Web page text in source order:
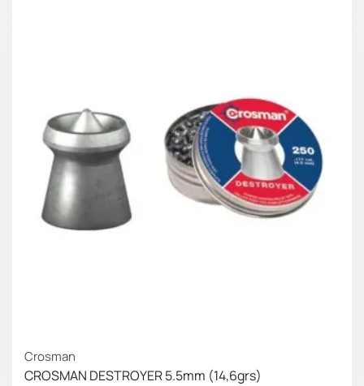
Crosman
CROSMAN DESTROYER 5.5mm (14,6grs)